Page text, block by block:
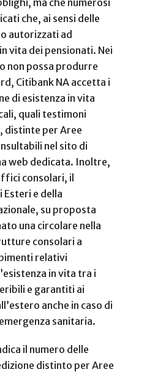
ma che numerosi
che, ai sensi delle
autorizzati ad
vita dei pensionati. Nei
non possa produrre
Citibank NA accetta i
di esistenza in vita
quali testimoni
distinte per Aree
nel sito di
web dedicata. Inoltre,
consolari, il
e della
su proposta
una circolare nella
consolari a
relativi
in vita tra i
e garantiti ai
anche in caso di
sanitaria.
il numero delle
distinto per Aree